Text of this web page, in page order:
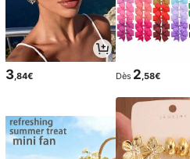
3,84€ Dès 2,58€